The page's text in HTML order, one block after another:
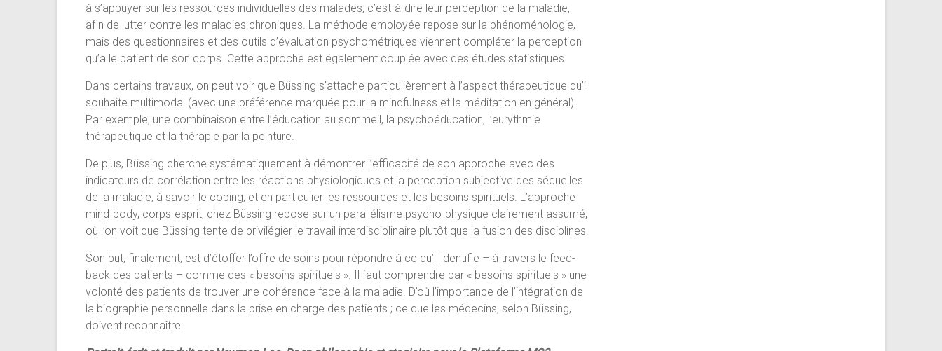
à s’appuyer sur les ressources individuelles des malades, c’est-à-dire leur perception de la maladie,
afin de lutter contre les maladies chroniques. La méthode employée repose sur la phénoménologie,
mais des questionnaires et des outils d’évaluation psychométriques viennent compléter la perception
qu’a le patient de son corps. Cette approche est également couplée avec des études statistiques.
Dans certains travaux, on peut voir que Büssing s’attache particulièrement à l’aspect thérapeutique qu’il
souhaite multimodal (avec une préférence marquée pour la mindfulness et la méditation en général).
Par exemple, une combinaison entre l’éducation au sommeil, la psychoéducation, l’eurythmie
thérapeutique et la thérapie par la peinture.
De plus, Büssing cherche systématiquement à démontrer l’efficacité de son approche avec des
indicateurs de corrélation entre les réactions physiologiques et la perception subjective des séquelles
de la maladie, à savoir le coping, et en particulier les ressources et les besoins spirituels. L’approche
mind-body, corps-esprit, chez Büssing repose sur un parallélisme psycho-physique clairement assumé,
où l’on voit que Büssing tente de privilégier le travail interdisciplinaire plutôt que la fusion des disciplines.
Son but, finalement, est d’étoffer l’offre de soins pour répondre à ce qu’il identifie – à travers le feed-
back des patients – comme des « besoins spirituels ». Il faut comprendre par « besoins spirituels » une
volonté des patients de trouver une cohérence face à la maladie. D’où l’importance de l’intégration de
la biographie personnelle dans la prise en charge des patients ; ce que les médecins, selon Büssing,
doivent reconnaître.